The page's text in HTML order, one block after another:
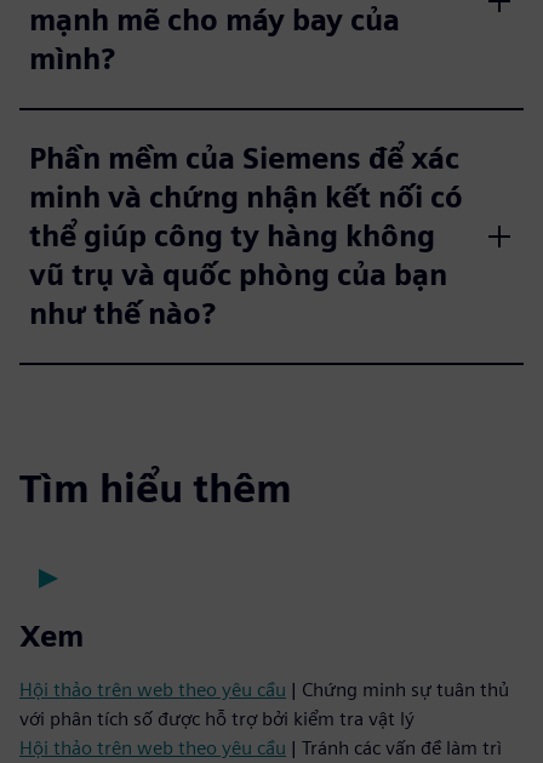
mạnh mẽ cho máy bay của
mình?
Phần mềm của Siemens để xác
minh và chứng nhận kết nối có
thể giúp công ty hàng không
vũ trụ và quốc phòng của bạn
như thế nào?
Tìm hiểu thêm
Xem
Hội thảo trên web theo yêu cầu | Chứng minh sự tuân thủ
với phân tích số được hỗ trợ bởi kiểm tra vật lý
Hội thảo trên web theo yêu cầu | Tránh các vấn đề làm trì